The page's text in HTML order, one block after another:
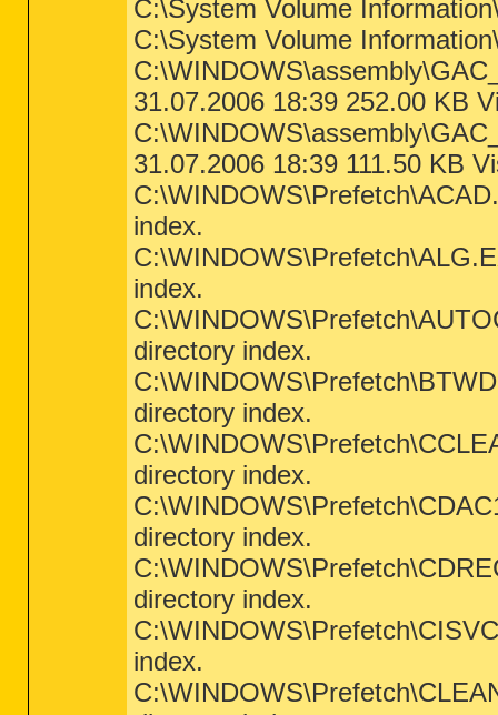
C:\System Volume
C:\System Volume
31.07.2006 18:39 252.00 KB
31.07.2006 18:39 111.50 KB
index.
index.
directory index.
directory index.
directory index.
directory index.
directory index.
index.